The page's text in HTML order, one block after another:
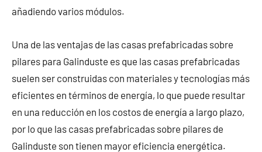
añadiendo varios módulos.
Una de las ventajas de las casas prefabricadas sobre
pilares para Galinduste es que las casas prefabricadas
suelen ser construidas con materiales y tecnologías más
eficientes en términos de energía, lo que puede resultar
en una reducción en los costos de energía a largo plazo,
por lo que las casas prefabricadas sobre pilares de
Galinduste son tienen mayor eficiencia energética.